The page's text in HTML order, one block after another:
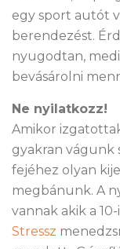
egy sport autót
berendezést.
nyugodtan,
bevásárolni
Ne nyilatkozz!
Amikor
gyakran vágunk
fejéhez olyan
megbánunk. A
vannak akik a
Stressz